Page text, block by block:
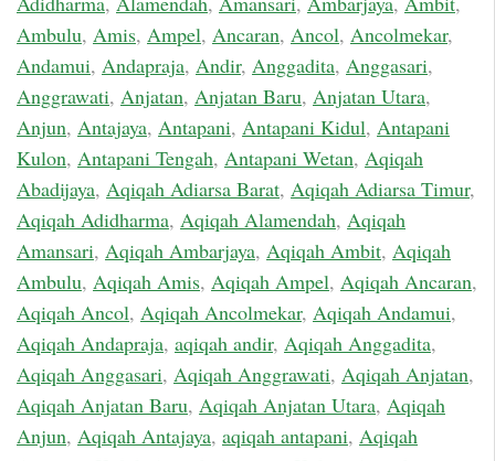
Ambulu, Amis, Ampel, Ancaran, Ancol, Ancolmekar,
Andamui, Andapraja, Andir, Anggadita, Anggasari,
Anggrawati, Anjatan, Anjatan Baru, Anjatan Utara,
Anjun, Antajaya, Antapani, Antapani Kidul, Antapani
Kulon, Antapani Tengah, Antapani Wetan, Aqiqah
Abadijaya, Aqiqah Adiarsa Barat, Aqiqah Adiarsa Timur,
Aqiqah Adidharma, Aqiqah Alamendah, Aqiqah
Amansari, Aqiqah Ambarjaya, Aqiqah Ambit, Aqiqah
Ambulu, Aqiqah Amis, Aqiqah Ampel, Aqiqah Ancaran,
Aqiqah Ancol, Aqiqah Ancolmekar, Aqiqah Andamui,
Aqiqah Andapraja, aqiqah andir, Aqiqah Anggadita,
Aqiqah Anggasari, Aqiqah Anggrawati, Aqiqah Anjatan,
Aqiqah Anjatan Baru, Aqiqah Anjatan Utara, Aqiqah
Anjun, Aqiqah Antajaya, aqiqah antapani, Aqiqah